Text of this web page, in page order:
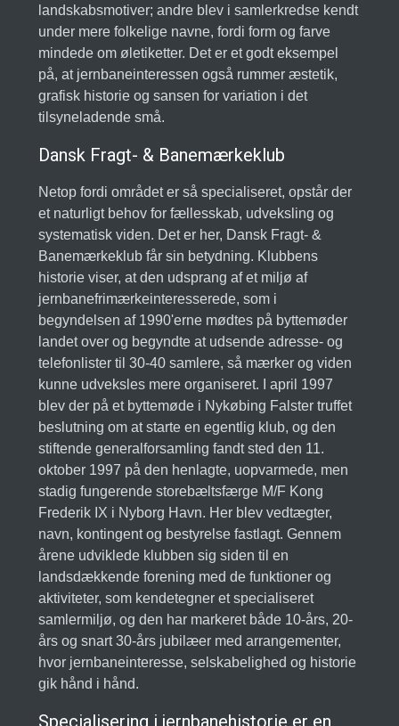
landskabsmotiver; andre blev i samlerkredse kendt
under mere folkelige navne, fordi form og farve
mindede om øletiketter. Det er et godt eksempel
på, at jernbaneinteressen også rummer æstetik,
grafisk historie og sansen for variation i det
tilsyneladende små.
Dansk Fragt- & Banemærkeklub
Netop fordi området er så specialiseret, opstår der
et naturligt behov for fællesskab, udveksling og
systematisk viden. Det er her, Dansk Fragt- &
Banemærkeklub får sin betydning. Klubbens
historie viser, at den udsprang af et miljø af
jernbanefrimærkeinteresserede, som i
begyndelsen af 1990'erne mødtes på byttemøder
landet over og begyndte at udsende adresse- og
telefonlister til 30-40 samlere, så mærker og viden
kunne udveksles mere organiseret. I april 1997
blev der på et byttemøde i Nykøbing Falster truffet
beslutning om at starte en egentlig klub, og den
stiftende generalforsamling fandt sted den 11.
oktober 1997 på den henlagte, uopvarmede, men
stadig fungerende storebæltsfærge M/F Kong
Frederik IX i Nyborg Havn. Her blev vedtægter,
navn, kontingent og bestyrelse fastlagt. Gennem
årene udviklede klubben sig siden til en
landsdækkende forening med de funktioner og
aktiviteter, som kendetegner et specialiseret
samlermiljø, og den har markeret både 10-års, 20-
års og snart 30-års jubilæer med arrangementer,
hvor jernbaneinteresse, selskabelighed og historie
gik hånd i hånd.
Specialisering i jernbanehistorie er en